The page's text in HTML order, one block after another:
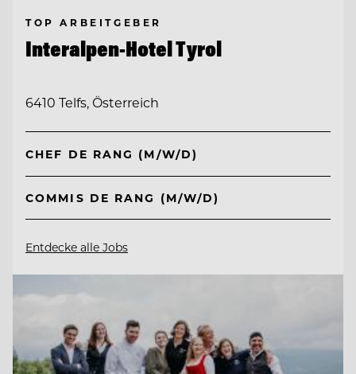
TOP ARBEITGEBER
Interalpen-Hotel Tyrol
6410 Telfs, Österreich
CHEF DE RANG (M/W/D)
COMMIS DE RANG (M/W/D)
Entdecke alle Jobs